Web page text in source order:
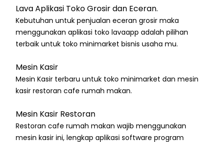
Lava Aplikasi Toko Grosir dan Eceran.
Kebutuhan untuk penjualan eceran grosir maka
menggunakan aplikasi toko lavaapp adalah pilihan
terbaik untuk toko minimarket bisnis usaha mu.
Mesin Kasir
Mesin Kasir terbaru untuk toko minimarket dan mesin
kasir restoran cafe rumah makan.
Mesin Kasir Restoran
Restoran cafe rumah makan wajib menggunakan
mesin kasir ini, lengkap aplikasi software program